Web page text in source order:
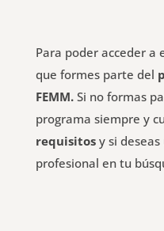
Para poder acceder a
que formes parte del
FEMM.Si no formas
programa siempre y
requisitosy si
profesional en tu